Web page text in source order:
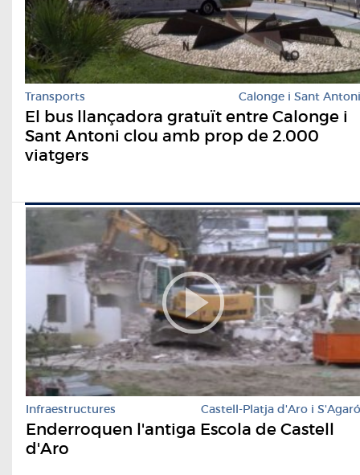
Transports Calonge i Sant Antoni
El bus llançadora gratuït entre Calonge i
Sant Antoni clou amb prop de 2.000
viatgers
Infraestructures Castell-Platja d'Aro i S'Agaró
Enderroquen l'antiga Escola de Castell
d'Aro